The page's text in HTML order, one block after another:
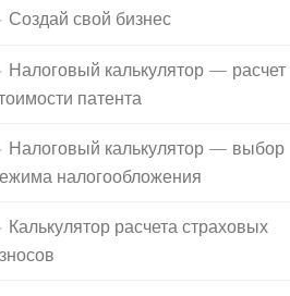
Создай свой бизнес
Налоговый калькулятор — расчет
патента
Налоговый калькулятор — выбор
налогообложения
Калькулятор расчета страховых